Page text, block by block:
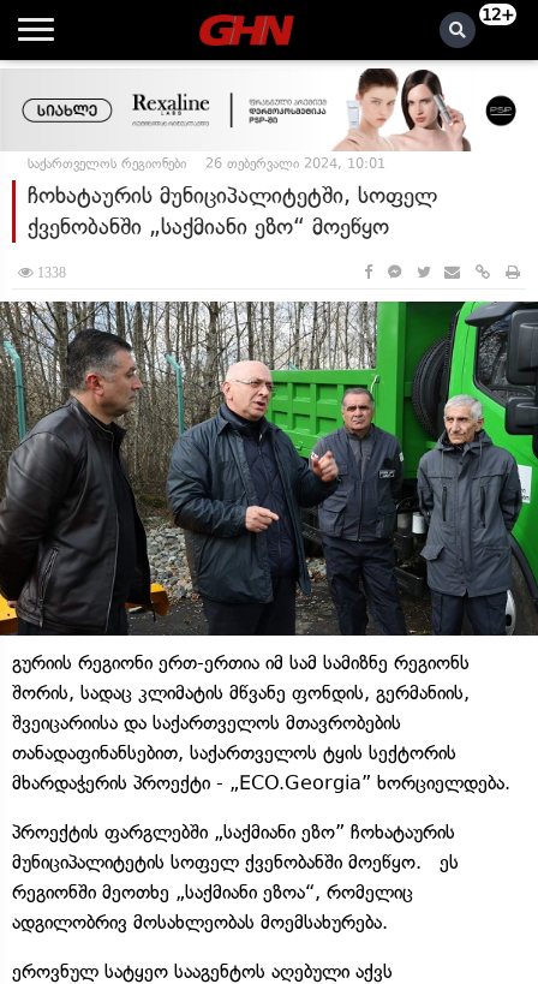
12+
საქართველოს რეგიონები 26 თებერვალი 2024, 10:01
ჩოხატაურის მუნიციპალიტეტში, სოფელ
ქვენობანში „საქმიანი ეზო“ მოეწყო
1338
გურიის რეგიონი ერთ-ერთია იმ სამ სამიზნე რეგიონს
შორის, სადაც კლიმატის მწვანე ფონდის, გერმანიის,
შვეიცარიისა და საქართველოს მთავრობების
თანადაფინანსებით, საქართველოს ტყის სექტორის
მხარდაჭერის პროექტი - „ECO.Georgia” ხორციელდება.
პროექტის ფარგლებში „საქმიანი ეზო” ჩოხატაურის
მუნიციპალიტეტის სოფელ ქვენობანში მოეწყო. ეს
რეგიონში მეოთხე „საქმიანი ეზოა“, რომელიც
ადგილობრივ მოსახლეობას მოემსახურება.
ეროვნულ სატყეო სააგენტოს აღებული აქვს